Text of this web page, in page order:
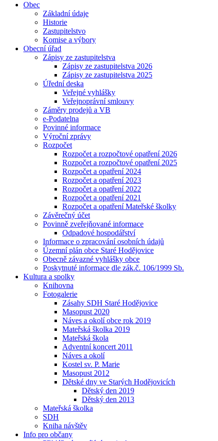
Obec
Základní údaje
Historie
Zastupitelstvo
Komise a výbory
Obecní úřad
Zápisy ze zastupitelstva
Zápisy ze zastupitelstva 2026
Zápisy ze zastupitelstva 2025
Úřední deska
Veřejné vyhlášky
Veřejnoprávní smlouvy
Záměry prodejů a VB
e-Podatelna
Povinné informace
Výroční zprávy
Rozpočet
Rozpočet a rozpočtové opatření 2026
Rozpočet a rozpočtové opatření 2025
Rozpočet a opatření 2024
Rozpočet a opatření 2023
Rozpočet a opatření 2022
Rozpočet a opatření 2021
Rozpočet a opatření Mateřské školky
Závěrečný účet
Povinně zveřejňované informace
Odpadové hospodářství
Informace o zpracování osobních údajů
Územní plán obce Staré Hodějovice
Obecně závazné vyhlášky obce
Poskytnuté informace dle zák.č. 106/1999 Sb.
Kultura a spolky
Knihovna
Fotogalerie
Zásahy SDH Staré Hodějovice
Masopust 2020
Náves a okolí obce rok 2019
Mateřská školka 2019
Mateřská škola
Adventní koncert 2011
Náves a okolí
Kostel sv. P. Marie
Masopust 2012
Dětské dny ve Starých Hodějovicích
Dětský den 2019
Dětský den 2013
Mateřská školka
SDH
Kniha návštěv
Info pro občany